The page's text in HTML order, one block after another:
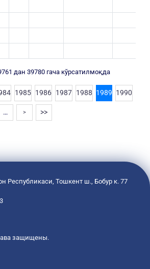
дан 39780 гача кўрсатилмоқда
1985 1986 1987 1988 1989 1990
… > >>
Республикаси, Тошкент ш., Бобур к. 77
защищены.